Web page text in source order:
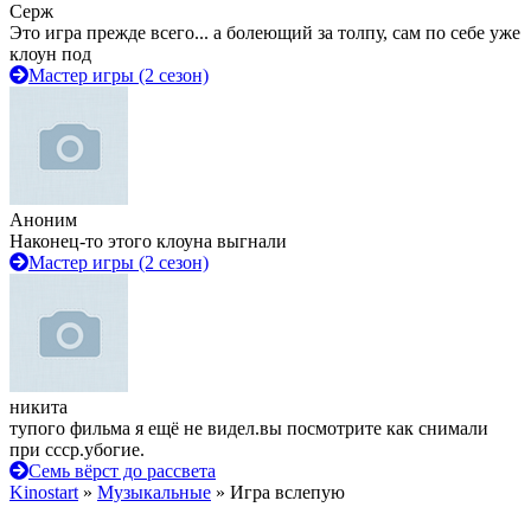
Серж
Это игра прежде всего... а болеющий за толпу, сам по себе уже
клоун под
Мастер игры (2 сезон)
Аноним
Наконец-то этого клоуна выгнали
Мастер игры (2 сезон)
никита
тупого фильма я ещё не видел.вы посмотрите как снимали
при ссср.убогие.
Семь вёрст до рассвета
Kinostart » Музыкальные » Игра вслепую